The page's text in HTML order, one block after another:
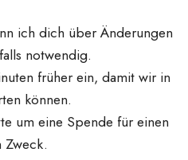
ich dich über Änderungen
notwendig.
früher ein, damit wir in
können.
um eine Spende für einen
Zweck.